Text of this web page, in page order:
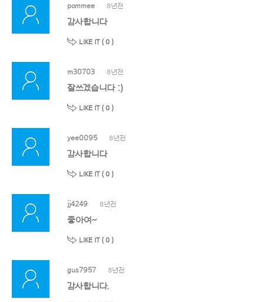
pommee 8년전
감사합니다
LIKE IT ( 0 )
m30703 8년전
잘쓰겠습니다 :)
LIKE IT ( 0 )
yee0095 8년전
감사합니다
LIKE IT ( 0 )
jj4249 8년전
좋아여~
LIKE IT ( 0 )
gus7957 8년전
감사합니다.